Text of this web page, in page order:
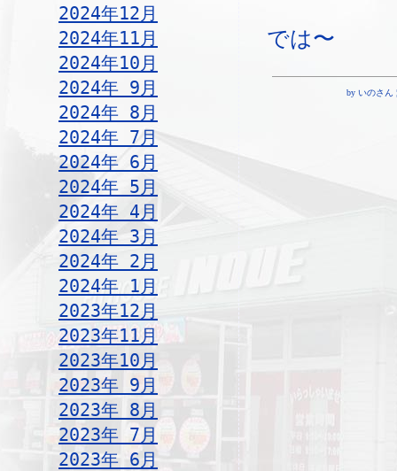
2024年12月
2024年11月
2024年10月
2024年 9月
2024年 8月
2024年 7月
2024年 6月
2024年 5月
2024年 4月
2024年 3月
2024年 2月
2024年 1月
2023年12月
2023年11月
2023年10月
2023年 9月
2023年 8月
2023年 7月
2023年 6月
では〜
by いのさん